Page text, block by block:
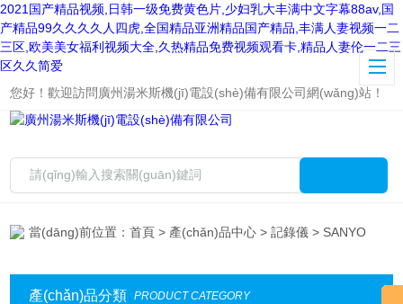
2021国产精品视频,日韩一级免费黄色片,少妇乳大丰满中文字幕88av,国
产精品99久久久久人四虎,全国精品亚洲精品国产精品,丰满人妻视频一二
三区,欧美美女福利视频大全,久热精品免费视频观看卡,精品人妻伦一二三
区久久简爱
您好！歡迎訪問廣州湯米斯機(jī)電設(shè)備有限公司網(wǎng)站！
當(dāng)前位置：首頁 > 產(chǎn)品中心 >記錄儀 > SANYO
產(chǎn)品分類 PRODUCT CATEGORY